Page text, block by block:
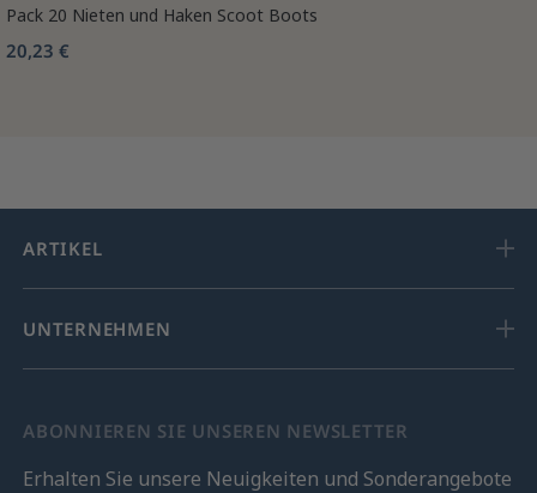
Pack 20 Nieten und Haken Scoot Boots
20,23 €
ARTIKEL
UNTERNEHMEN
ABONNIEREN SIE UNSEREN NEWSLETTER
Erhalten Sie unsere Neuigkeiten und Sonderangebote